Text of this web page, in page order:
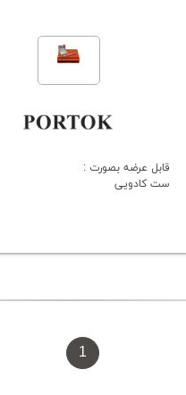
قابل عرضه بصورت :
ست کادویی
1